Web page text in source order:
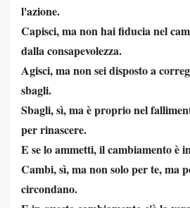
l'azione.
Capisci, ma non hai fiducia nel
dalla consapevolezza.
Agisci, ma non sei disposto a
sbagli.
Sbagli, sì, ma è proprio nel
per rinascere.
E se lo ammetti, il cambiamento è
Cambi, sì, ma non solo per te, ma
circondano.